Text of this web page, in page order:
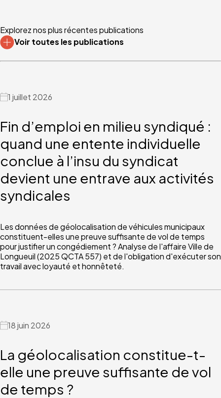
Explorez nos plus récentes publications
Voir toutes les publications
1 juillet 2026
Fin d’emploi en milieu syndiqué :
quand une entente individuelle
conclue à l’insu du syndicat
devient une entrave aux activités
syndicales
Les données de géolocalisation de véhicules municipaux
constituent-elles une preuve suffisante de vol de temps
pour justifier un congédiement ? Analyse de l'affaire Ville de
Longueuil (2025 QCTA 557) et de l'obligation d'exécuter son
travail avec loyauté et honnêteté.
18 juin 2026
La géolocalisation constitue-t-
elle une preuve suffisante de vol
de temps ?